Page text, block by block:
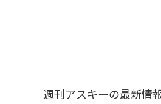
週刊アスキーの最新情